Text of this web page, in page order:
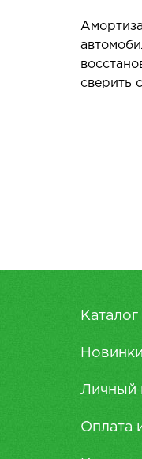
сверить
Каталог
Личный
Оплата